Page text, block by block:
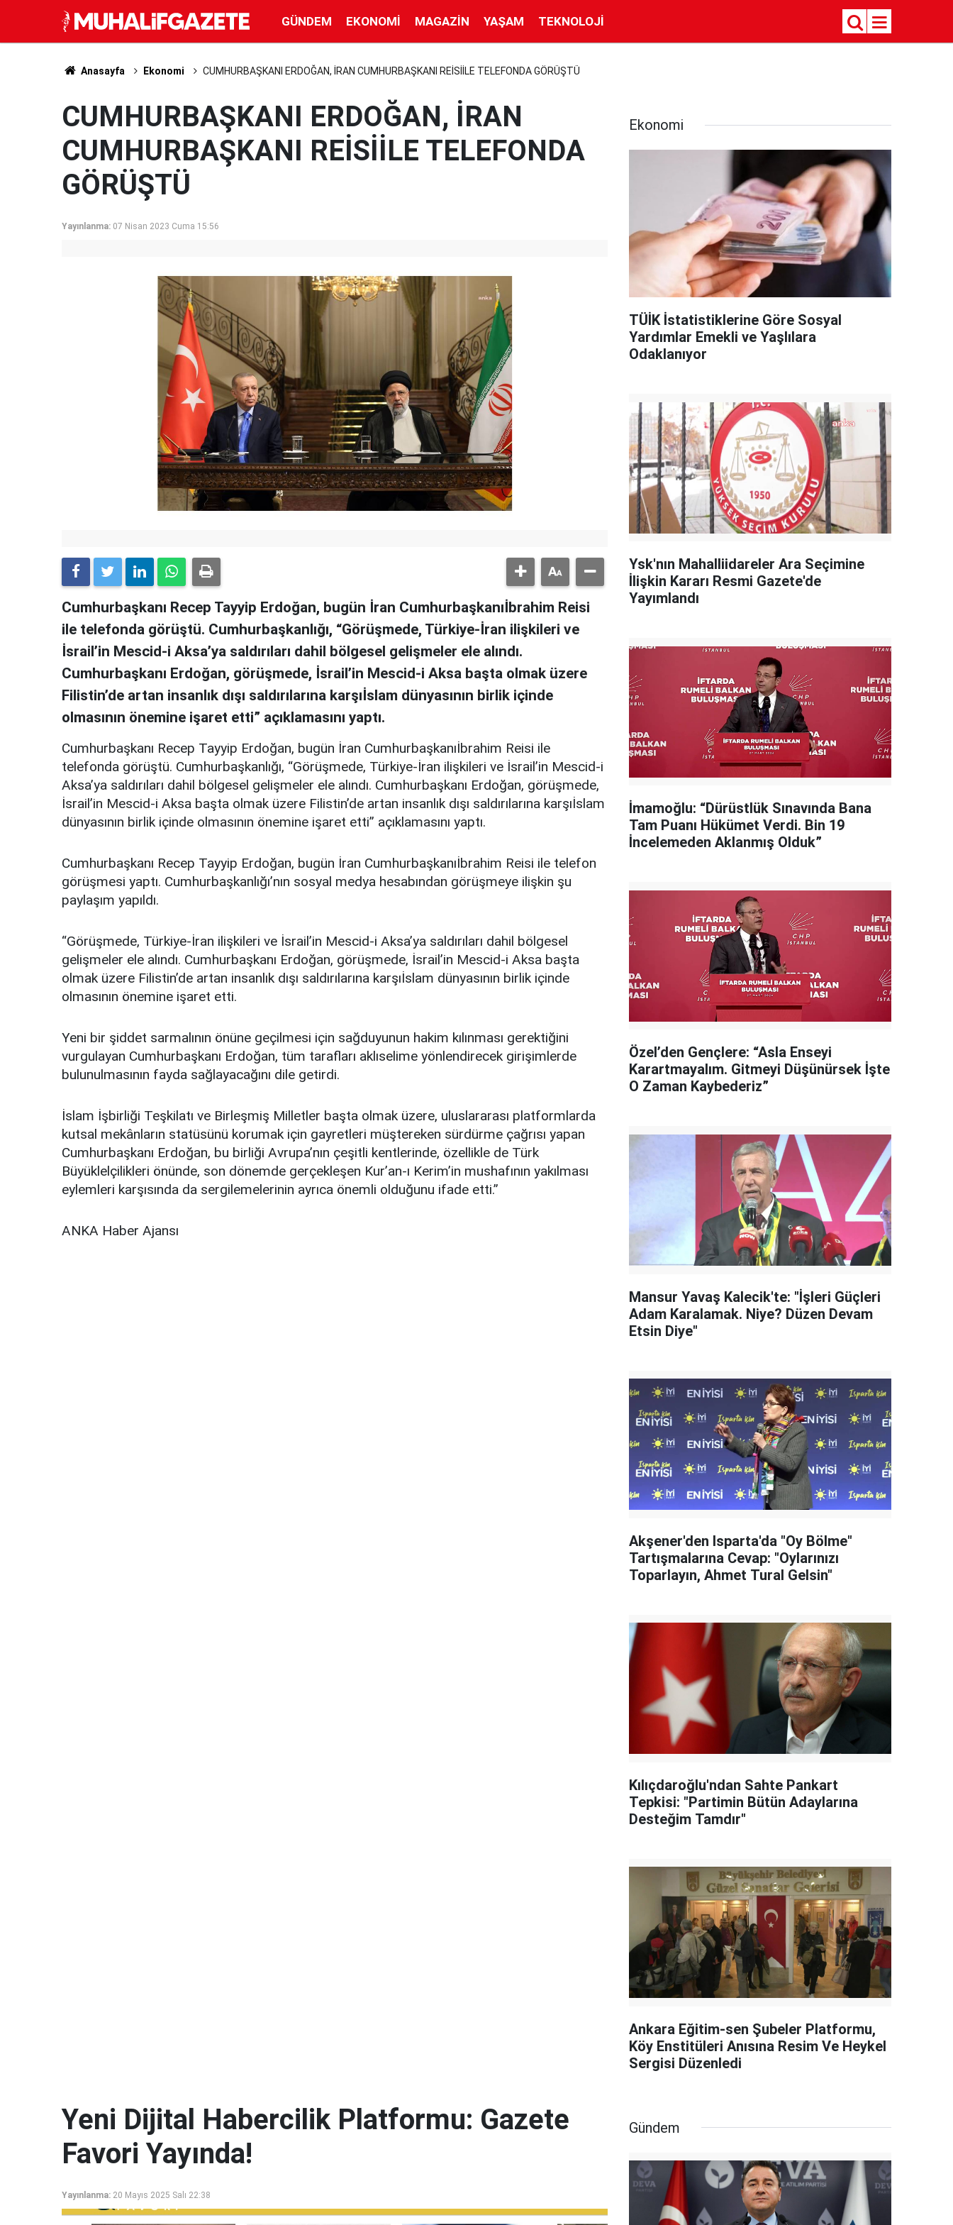
GÜNDEM EKONOMI MAGAZIN YAŞAM TEKNOLOJI
Anasayfa Ekonomi CUMHURBAŞKANI ERDOĞAN, İRAN CUMHURBAŞKANI REİSİİLE TELEFONDA GÖRÜŞTÜ
CUMHURBAŞKANI ERDOĞAN, İRAN
CUMHURBAŞKANI REİSİİLE TELEFONDA
GÖRÜŞTÜ
Yayınlanma: 07 Nisan 2023 Cuma 15:56
Cumhurbaşkanı Recep Tayyip Erdoğan, bugün İran Cumhurbaşkanıİbrahim Reisi
ile telefonda görüştü. Cumhurbaşkanlığı, “Görüşmede, Türkiye-İran ilişkileri ve
İsrail’in Mescid-i Aksa’ya saldırıları dahil bölgesel gelişmeler ele alındı.
Cumhurbaşkanı Erdoğan, görüşmede, İsrail’in Mescid-i Aksa başta olmak üzere
Filistin’de artan insanlık dışı saldırılarına karşıİslam dünyasının birlik içinde
olmasının önemine işaret etti” açıklamasını yaptı.
Cumhurbaşkanı Recep Tayyip Erdoğan, bugün İran Cumhurbaşkanıİbrahim Reisi ile
telefonda görüştü. Cumhurbaşkanlığı, “Görüşmede, Türkiye-İran ilişkileri ve İsrail’in Mescid-i
Aksa’ya saldırıları dahil bölgesel gelişmeler ele alındı. Cumhurbaşkanı Erdoğan, görüşmede,
İsrail’in Mescid-i Aksa başta olmak üzere Filistin’de artan insanlık dışı saldırılarına karşıİslam
dünyasının birlik içinde olmasının önemine işaret etti” açıklamasını yaptı.
Cumhurbaşkanı Recep Tayyip Erdoğan, bugün İran Cumhurbaşkanıİbrahim Reisi ile telefon
görüşmesi yaptı. Cumhurbaşkanlığı’nın sosyal medya hesabından görüşmeye ilişkin şu
paylaşım yapıldı.
“Görüşmede, Türkiye-İran ilişkileri ve İsrail’in Mescid-i Aksa’ya saldırıları dahil bölgesel
gelişmeler ele alındı. Cumhurbaşkanı Erdoğan, görüşmede, İsrail’in Mescid-i Aksa başta
olmak üzere Filistin’de artan insanlık dışı saldırılarına karşıİslam dünyasının birlik içinde
olmasının önemine işaret etti.
Yeni bir şiddet sarmalının önüne geçilmesi için sağduyunun hakim kılınması gerektiğini
vurgulayan Cumhurbaşkanı Erdoğan, tüm tarafları aklıselime yönlendirecek girişimlerde
bulunulmasının fayda sağlayacağını dile getirdi.
İslam İşbirliği Teşkilatı ve Birleşmiş Milletler başta olmak üzere, uluslararası platformlarda
kutsal mekânların statüsünü korumak için gayretleri müştereken sürdürme çağrısı yapan
Cumhurbaşkanı Erdoğan, bu birliği Avrupa’nın çeşitli kentlerinde, özellikle de Türk
Büyüklelçilikleri önünde, son dönemde gerçekleşen Kur’an-ı Kerim’in mushafının yakılması
eylemleri karşısında da sergilemelerinin ayrıca önemli olduğunu ifade etti.”
ANKA Haber Ajansı
Ekonomi
TÜİK İstatistiklerine Göre Sosyal
Yardımlar Emekli ve Yaşlılara
Odaklanıyor
Ysk'nın Mahalliidareler Ara Seçimine
İlişkin Kararı Resmi Gazete'de
Yayımlandı
İmamoğlu: “Dürüstlük Sınavında Bana
Tam Puanı Hükümet Verdi. Bin 19
İncelemeden Aklanmış Olduk”
Özel’den Gençlere: “Asla Enseyi
Karartmayalım. Gitmeyi Düşünürsek İşte
O Zaman Kaybederiz”
Mansur Yavaş Kalecik'te: "İşleri Güçleri
Adam Karalamak. Niye? Düzen Devam
Etsin Diye"
Akşener'den Isparta'da "Oy Bölme"
Tartışmalarına Cevap: "Oylarınızı
Toparlayın, Ahmet Tural Gelsin"
Kılıçdaroğlu'ndan Sahte Pankart
Tepkisi: "Partimin Bütün Adaylarına
Desteğim Tamdır"
Ankara Eğitim-sen Şubeler Platformu,
Köy Enstitüleri Anısına Resim Ve Heykel
Sergisi Düzenledi
Yeni Dijital Habercilik Platformu: Gazete
Favori Yayında!
Yayınlanma: 20 Mayıs 2025 Salı 22:38
Gündem